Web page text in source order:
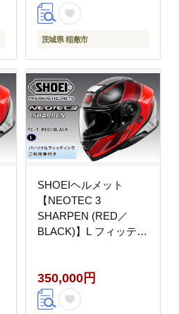
バイク ツーリング ショ
ウエイ [2022]
茨城県 稲敷市
SHOEIヘルメット
【NEOTEC 3
SHARPEN (RED／
BLACK)】L フィッティ
ネオテック シャープン
バイク ツーリング ショ
ウエイ [2024]
350,000円